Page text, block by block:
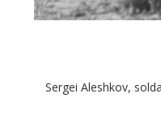
Sergei Aleshkov,